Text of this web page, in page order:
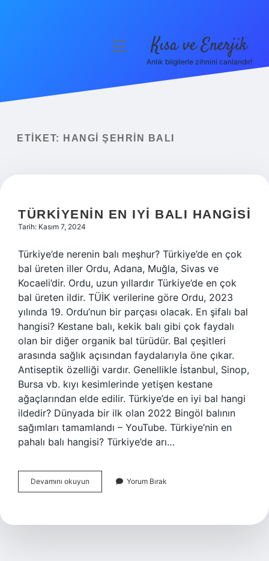
Yasal Uyarı
menüyü
Kısa ve Enerjik
Anlık bilgilerle zihnini canlandır!
ETIKET: HANGI ŞEHRIN BALI
TÜRKIYENIN EN IYI BALI HANGISI
Tarih: Kasım 7, 2024
Türkiye’de nerenin balı meşhur? Türkiye’de en çok
bal üreten iller Ordu, Adana, Muğla, Sivas ve
Kocaeli’dir. Ordu, uzun yıllardır Türkiye’de en çok
bal üreten ildir. TÜİK verilerine göre Ordu, 2023
yılında 19. Ordu’nun bir parçası olacak. En şifalı bal
hangisi? Kestane balı, kekik balı gibi çok faydalı
olan bir diğer organik bal türüdür. Bal çeşitleri
arasında sağlık açısından faydalarıyla öne çıkar.
Antiseptik özelliği vardır. Genellikle İstanbul, Sinop,
Bursa vb. kıyı kesimlerinde yetişen kestane
ağaçlarından elde edilir. Türkiye’de en iyi bal hangi
ildedir? Dünyada bir ilk olan 2022 Bingöl balının
sağımları tamamlandı – YouTube. Türkiye’nin en
pahalı balı hangisi? Türkiye’de arı…
Devamını okuyun Türkiyenin
En
Hangisi
Yorum Bırak